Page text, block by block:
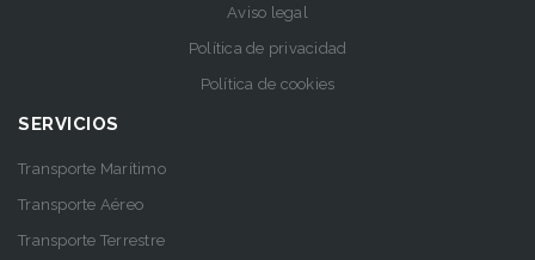
Aviso legal
Política de privacidad
Política de cookies
SERVICIOS
Transporte Marítimo
Transporte Aéreo
Transporte Terrestre